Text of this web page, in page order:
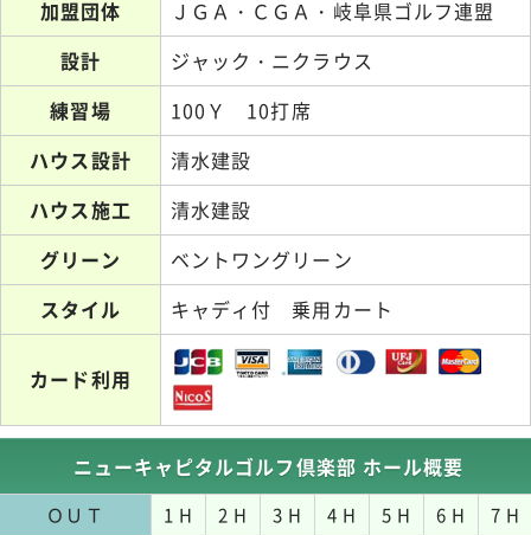
加盟団体
ＪＧＡ・ＣＧＡ・岐阜県ゴルフ連盟
設計
ジャック・ニクラウス
練習場
100Ｙ 10打席
ハウス設計
清水建設
ハウス施工
清水建設
グリーン
ベントワングリーン
スタイル
キャディ付 乗用カート
カード利用
ニューキャピタルゴルフ倶楽部 ホール概要
ＯＵＴ 1 H 2 H 3 H 4 H 5 H 6 H
7 H